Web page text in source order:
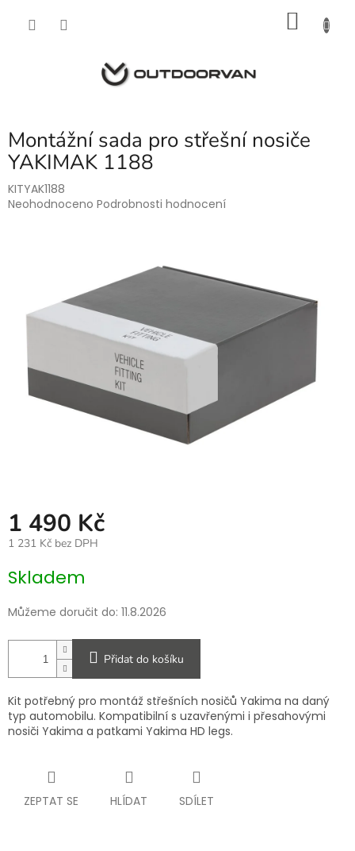
Montážní sada pro střešní nosiče
YAKIMAK 1188
KITYAK1188
Průměrné
hvězdiček.
Neohodnoceno Podrobnosti hodnocení
1 490 Kč
1 231 Kč bez DPH
cena:
Skladem
Můžeme doručit do: 11.8.2026
Přidat do košíku
Kit potřebný pro montáž střešních nosičů Yakima na daný
typ automobilu. Kompatibilní s uzavřenými i přesahovými
nosiči Yakima a patkami Yakima HD legs.
ZEPTAT SE HLÍDAT SDÍLET